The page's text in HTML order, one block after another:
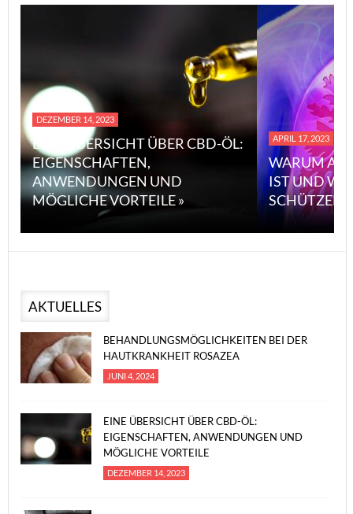
DEZEMBER 14, 2023
EINE ÜBERSICHT ÜBER CBD-ÖL:
EIGENSCHAFTEN,
ANWENDUNGEN UND
MÖGLICHE VORTEILE »
APRIL 17, 2023
WARUM
IST UND
SCHÜTZEN
AKTUELLES
BEHANDLUNGSMÖGLICHKEITEN BEI DER
HAUTKRANKHEIT ROSAZEA
JUNI 4, 2024
EINE ÜBERSICHT ÜBER CBD-ÖL:
EIGENSCHAFTEN, ANWENDUNGEN UND
MÖGLICHE VORTEILE
DEZEMBER 14, 2023